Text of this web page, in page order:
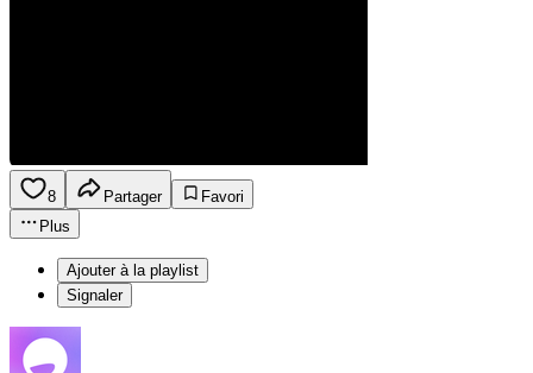
8 Partager
Favori
Plus
Ajouter à la playlist
Signaler